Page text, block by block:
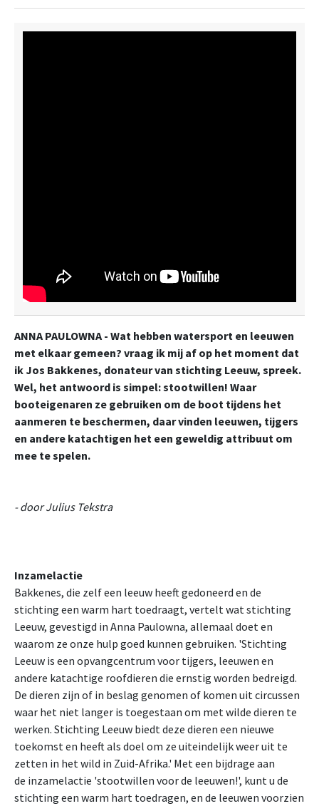
ANNA PAULOWNA - Wat hebben watersport en leeuwen
met elkaar gemeen? vraag ik mij af op het moment dat
ik Jos Bakkenes, donateur van stichting Leeuw, spreek.
Wel, het antwoord is simpel: stootwillen! Waar
booteigenaren ze gebruiken om de boot tijdens het
aanmeren te beschermen, daar vinden leeuwen, tijgers
en andere katachtigen het een geweldig attribuut om
mee te spelen.
- door Julius Tekstra
Inzamelactie
Bakkenes, die zelf een leeuw heeft gedoneerd en de
stichting een warm hart toedraagt, vertelt wat stichting
Leeuw, gevestigd in Anna Paulowna, allemaal doet en
waarom ze onze hulp goed kunnen gebruiken. 'Stichting
Leeuw is een opvangcentrum voor tijgers, leeuwen en
andere katachtige roofdieren die ernstig worden bedreigd.
De dieren zijn of in beslag genomen of komen uit circussen
waar het niet langer is toegestaan om met wilde dieren te
werken. Stichting Leeuw biedt deze dieren een nieuwe
toekomst en heeft als doel om ze uiteindelijk weer uit te
zetten in het wild in Zuid-Afrika.' Met een bijdrage aan
de inzamelactie 'stootwillen voor de leeuwen!', kunt u de
stichting een warm hart toedragen, en de leeuwen voorzien